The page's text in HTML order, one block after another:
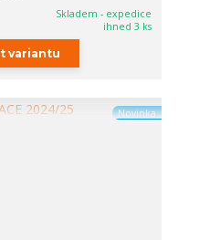
Skladem - expedice
ihned 3 ks
variantu
Novinka